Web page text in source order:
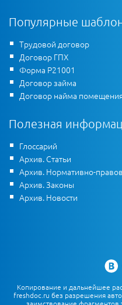
Популярные
Трудовой договор
Договор ГПХ
Форма Р21001
Договор займа
Договор найма
Полезная
Глоссарий
Архив. Статьи
Архив. Нормативно-
Архив. Законы
Архив. Новости
Копирование и дальнейшее
freshdoc.ru без разрешения
заимствование фрагментов